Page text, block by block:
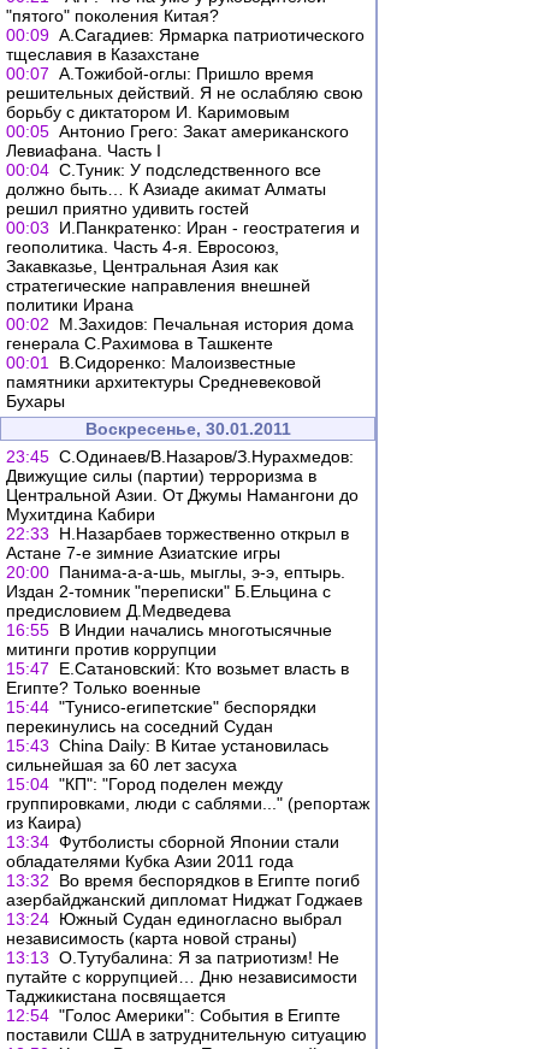
"пятого" поколения Китая?
00:09 А.Сагадиев: Ярмарка патриотического
тщеславия в Казахстане
00:07 А.Тожибой-оглы: Пришло время
решительных действий. Я не ослабляю свою
борьбу с диктатором И. Каримовым
00:05 Антонио Грего: Закат американского
Левиафана. Часть I
00:04 С.Туник: У подследственного все
должно быть… К Азиаде акимат Алматы
решил приятно удивить гостей
00:03
И.Панкратенко: Иран - геостратегия и
геополитика. Часть 4-я. Eвросоюз,
Закавказье, Центральная Азия как
стратегические направления внешней
политики Ирана
00:02
М.Захидов: Печальная история дома
генерала С.Рахимова в Ташкенте
00:01
В.Сидоренко: Малоизвестные
памятники архитектуры Средневековой
Бухары
Воскресенье, 30.01.2011
23:45 С.Одинаев/В.Назаров/З.Нурахмедов:
Движущие силы (партии) терроризма в
Центральной Азии. От Джумы Намангони до
Мухитдина Кабири
22:33
Н.Назарбаев торжественно открыл в
Астане 7-е зимние Азиатские игры
20:00 Панима-а-а-шь, мыглы, э-э, ептырь.
Издан 2-томник "переписки" Б.Ельцина с
предисловием Д.Медведева
16:55 В Индии начались многотысячные
митинги против коррупции
15:47
Е.Сатановский: Кто возьмет власть в
Египте? Только военные
15:44 "Тунисо-египетские" беспорядки
перекинулись на соседний Судан
15:43 China Daily: В Китае установилась
сильнейшая за 60 лет засуха
15:04 "КП": "Город поделен между
группировками, люди с саблями..." (репортаж
из Каира)
13:34 Футболисты сборной Японии стали
обладателями Кубка Азии 2011 года
13:32
Во время беспорядков в Египте погиб
азербайджанский дипломат Ниджат Годжаев
13:24 Южный Судан единогласно выбрал
независимость (карта новой страны)
13:13 О.Тутубалина: Я за патриотизм! Не
путайте с коррупцией… Дню независимости
Таджикистана посвящается
12:54 "Голос Америки": События в Египте
поставили США в затруднительную ситуацию